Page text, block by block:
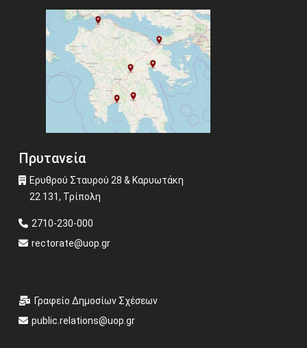
Πρυτανεία
Ερυθρού Σταυρού 28 & Καρυωτάκη
22 131, Τρίπολη
2710-230-000
rectorate@uop.gr
Γραφείο Δημοσίων Σχέσεων
public.relations@uop.gr